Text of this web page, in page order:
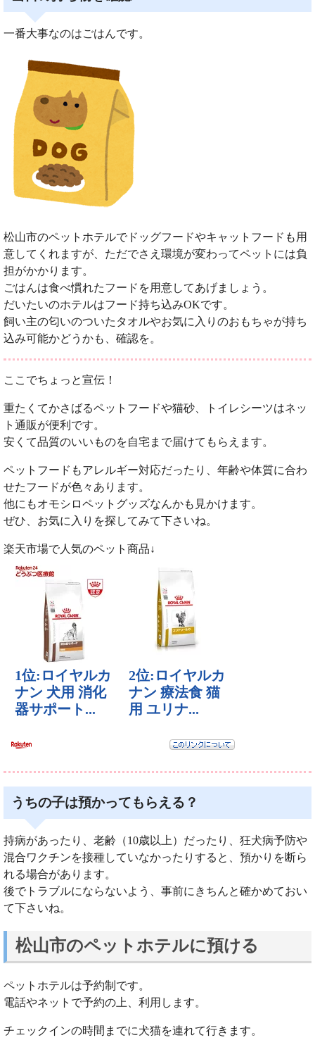
一番大事なのはごはんです。
松山市のペットホテルでドッグフードやキャットフードも用
意してくれますが、ただでさえ環境が変わってペットには負
担がかかります。
ごはんは食べ慣れたフードを用意してあげましょう。
だいたいのホテルはフード持ち込みOKです。
飼い主の匂いのついたタオルやお気に入りのおもちゃが持ち
込み可能かどうかも、確認を。
ここでちょっと宣伝！
重たくてかさばるペットフードや猫砂、トイレシーツはネッ
ト通販が便利です。
安くて品質のいいものを自宅まで届けてもらえます。
ペットフードもアレルギー対応だったり、年齢や体質に合わ
せたフードが色々あります。
他にもオモシロペットグッズなんかも見かけます。
ぜひ、お気に入りを探してみて下さいね。
楽天市場で人気のペット商品↓
うちの子は預かってもらえる？
持病があったり、老齢（10歳以上）だったり、狂犬病予防や
混合ワクチンを接種していなかったりすると、預かりを断ら
れる場合があります。
後でトラブルにならないよう、事前にきちんと確かめておい
て下さいね。
松山市のペットホテルに預ける
ペットホテルは予約制です。
電話やネットで予約の上、利用します。
チェックインの時間までに犬猫を連れて行きます。